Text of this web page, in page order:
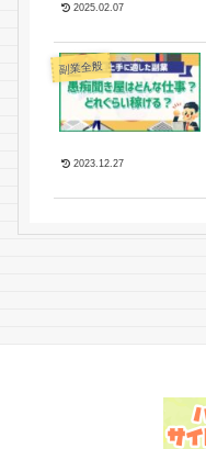
2025.02.07
副業全般
2023.12.27